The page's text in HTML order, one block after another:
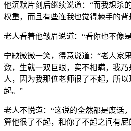
他沉默片刻后继续说道：“而我想杀
权重，而且有些连我也觉得棘手的背
老人看着他皱眉说道：“看你也不像
宁缺微微一笑，得意说道：“老人家
数，生就一双巨眼，实不相瞒，我
人，因为我那位老师很了不起，所
起。”
老人不悦道：“这说的全然都是废
算他很了不起，和你了不起之间有屁